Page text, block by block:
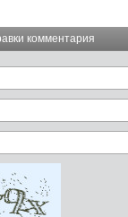
комментария